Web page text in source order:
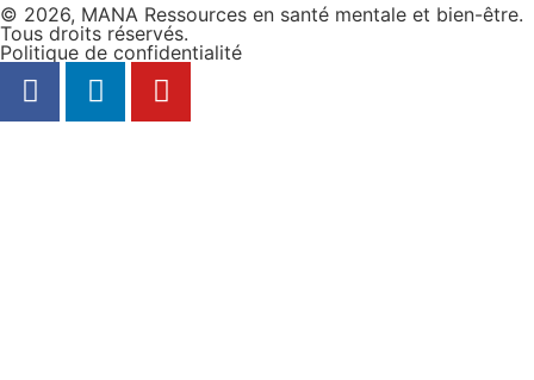
© 2026, MANA Ressources en santé mentale et bien-être.
Tous droits réservés.
Politique de confidentialité